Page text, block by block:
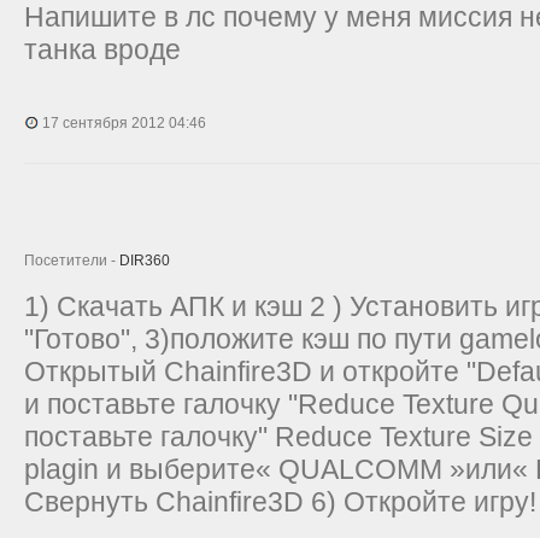
Напишите в лс почему у меня миссия
танка вроде
17 сентября 2012 04:46
Посетители - DIR360
1) Скачать АПК и кэш 2 ) Установить
"Готово", 3)положите кэш по пути
Открытый Chainfire3D и откройте
и поставьте галочку "Reduce Texture
поставьте галочку" Reduce Texture
plagin и выберите« QUALCOMM »или«
Свернуть Chainfire3D 6) Откройте